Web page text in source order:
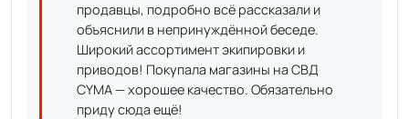
продавцы, подробно всё рассказали и
объяснили в непринуждённой беседе.
Широкий ассортимент экипировки и
приводов! Покупала магазины на СВД
CYMA — хорошее качество. Обязательно
приду сюда ещё!